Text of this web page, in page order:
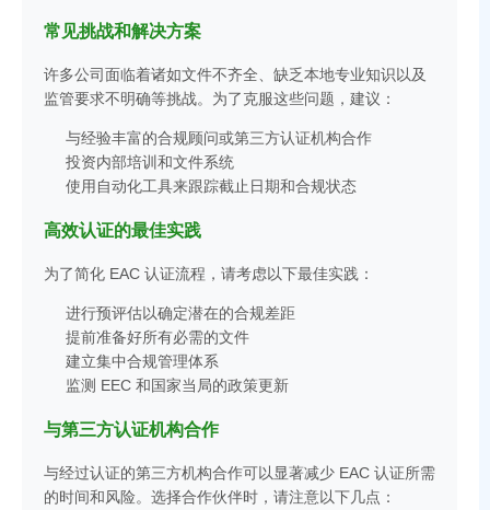
常见挑战和解决方案
许多公司面临着诸如文件不齐全、缺乏本地专业知识以及
监管要求不明确等挑战。为了克服这些问题，建议：
与经验丰富的合规顾问或第三方认证机构合作
投资内部培训和文件系统
使用自动化工具来跟踪截止日期和合规状态
高效认证的最佳实践
为了简化 EAC 认证流程，请考虑以下最佳实践：
进行预评估以确定潜在的合规差距
提前准备好所有必需的文件
建立集中合规管理体系
监测 EEC 和国家当局的政策更新
与第三方认证机构合作
与经过认证的第三方机构合作可以显著减少 EAC 认证所需
的时间和风险。选择合作伙伴时，请注意以下几点：